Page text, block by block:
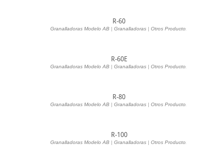
R-60
Granalladoras Modelo AB| Granalladoras| Otros Productos
R-60E
Granalladoras Modelo AB| Granalladoras| Otros Productos
R-80
Granalladoras Modelo AB| Granalladoras| Otros Productos
R-100
Granalladoras Modelo AB| Granalladoras| Otros Productos